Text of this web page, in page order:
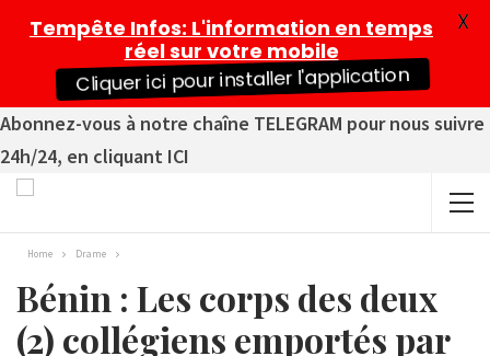
Abonnez-vous à notre chaîne TELEGRAM pour nous suivre
24h/24, en cliquant ICI
Home Drame
Bénin : Les corps des deux
(2) collégiens emportés par
Tempête Infos: L'information en temps
réel sur votre mobile
Cliquer ici pour installer l'application
X